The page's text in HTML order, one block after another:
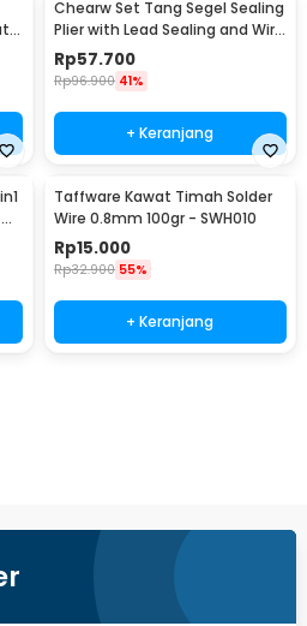
Chearw Set Tang Segel Sealing
Plier with Lead Sealing and Wire
- CW01
Rp57.700
Rp96.900 41%
+ Keranjang
Taffware Kawat Timah Solder
Wire 0.8mm 100gr - SWH010
Rp15.000
Rp32.900 55%
+ Keranjang